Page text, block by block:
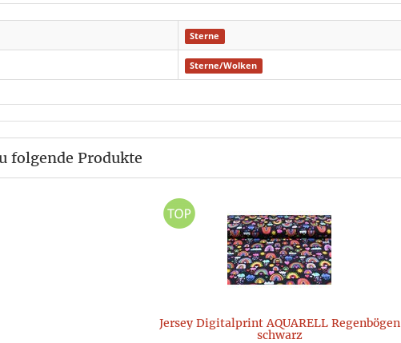
Sterne
Sterne/Wolken
folgende Produkte
Jersey Digitalprint AQUARELL Regenbögen
schwarz